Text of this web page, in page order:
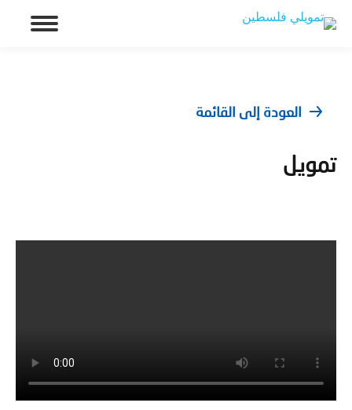
العودة إلى القائمة
تمويل